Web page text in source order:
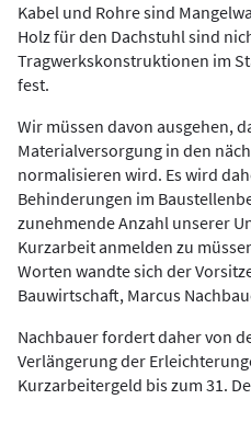
Kabel und Rohre sind
Holz für den Dachstuhl sind
Tragwerkskonstruktionen im
fest.
Wir müssen davon ausgehen,
Materialversorgung in den
normalisieren wird. Es wird
Behinderungen im
zunehmende Anzahl unserer
Kurzarbeit anmelden zu
Worten wandte sich der
Bauwirtschaft, Marcus
Nachbauer fordert daher von
Verlängerung der
Kurzarbeitergeld bis zum 31.